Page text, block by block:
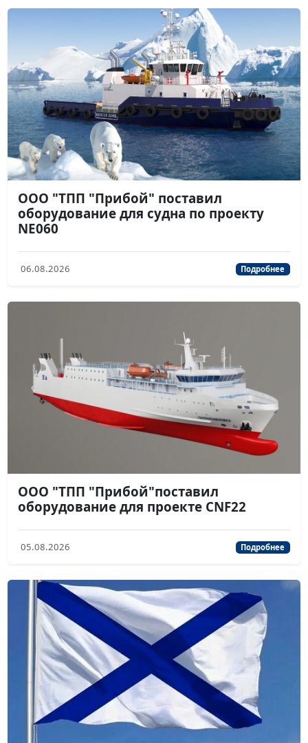
ООО "ТПП "Прибой" поставил
оборудование для судна по проекту
NE060
06.08.2026 Подробнее
ООО "ТПП "Прибой"поставил
оборудование для проекте СNF22
05.08.2026 Подробнее